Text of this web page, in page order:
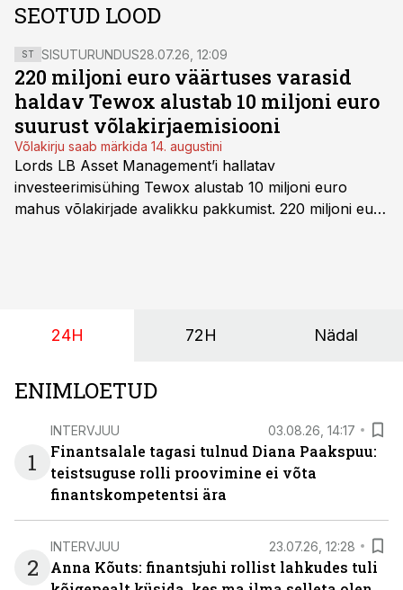
SEOTUD LOOD
ST SISUTURUNDUS28.07.26, 12:09
220 miljoni euro väärtuses varasid
haldav Tewox alustab 10 miljoni euro
suurust võlakirjaemisiooni
Võlakirju saab märkida 14. augustini
Lords LB Asset Management’i hallatav
investeerimisühing Tewox alustab 10 miljoni euro
mahus võlakirjade avalikku pakkumist. 220 miljoni euro
24H 72H Nädal
ENIMLOETUD
1
INTERVJUU 03.08.26, 14:17
Finantsalale tagasi tulnud Diana Paakspuu:
teistsuguse rolli proovimine ei võta
finantskompetentsi ära
2
INTERVJUU 23.07.26, 12:28
Anna Kõuts: finantsjuhi rollist lahkudes tuli